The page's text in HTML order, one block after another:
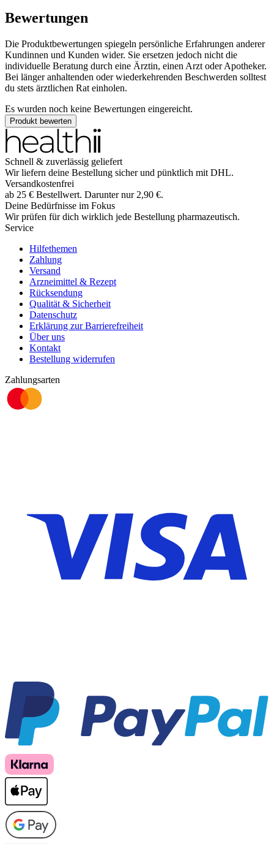
Bewertungen
Die Produktbewertungen spiegeln persönliche Erfahrungen anderer
Kundinnen und Kunden wider. Sie ersetzen jedoch nicht die
individuelle Beratung durch eine Ärztin, einen Arzt oder Apotheker.
Bei länger anhaltenden oder wiederkehrenden Beschwerden solltest
du stets ärztlichen Rat einholen.
Es wurden noch keine Bewertungen eingereicht.
Produkt bewerten
Schnell & zuverlässig geliefert
Wir liefern deine Bestellung sicher und pünktlich mit DHL.
Versandkostenfrei
ab 25 € Bestellwert. Darunter nur 2,90 €.
Deine Bedürfnisse im Fokus
Wir prüfen für dich wirklich jede Bestellung pharmazeutisch.
Service
Hilfethemen
Zahlung
Versand
Arzneimittel & Rezept
Rücksendung
Qualität & Sicherheit
Datenschutz
Erklärung zur Barrierefreiheit
Über uns
Kontakt
Bestellung widerrufen
Zahlungsarten